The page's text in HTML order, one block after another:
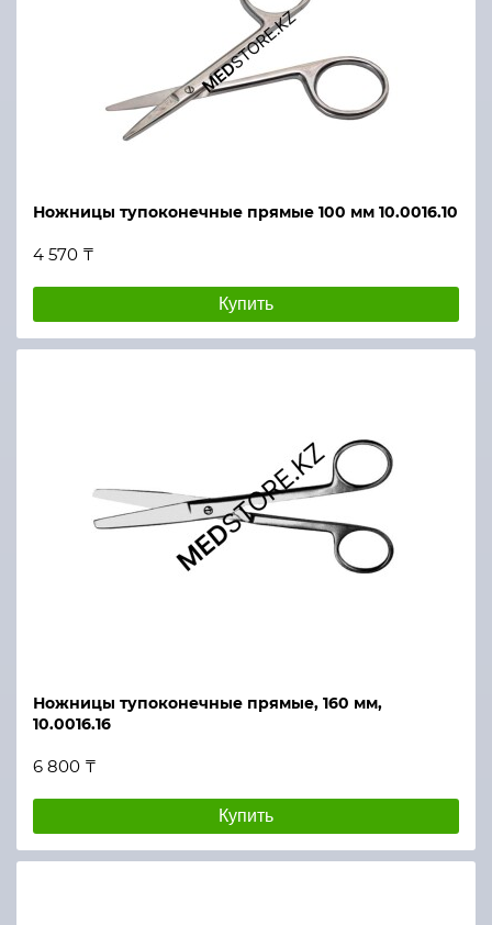
Ножницы тупоконечные прямые 100 мм 10.0016.10
4 570 ₸
Купить
Ножницы тупоконечные прямые, 160 мм,
10.0016.16
6 800 ₸
Купить